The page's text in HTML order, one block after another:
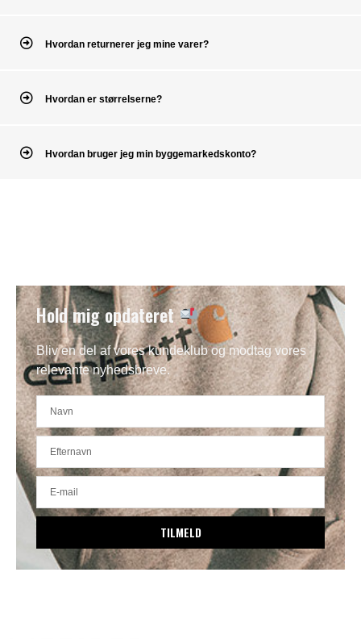
Hvordan returnerer jeg mine varer?
Hvordan er størrelserne?
Hvordan bruger jeg min byggemarkedskonto?
Hold mig opdateret
Bliv en del af vores kundeklub og modtag vores
relevante nyhedsbreve.
TILMELD